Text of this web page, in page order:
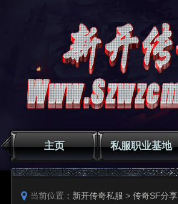
主页 私服职业基地
当前位置： 新开传奇私服 > 传奇SF分享